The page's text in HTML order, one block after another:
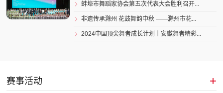
 蚌埠市舞蹈家协会第五次代表大会胜利召开...
 非遗传承滁州 花鼓舞韵中秋 ——滁州市花...
 2024中国顶尖舞者成长计划｜安徽舞者精彩...
赛事活动 +